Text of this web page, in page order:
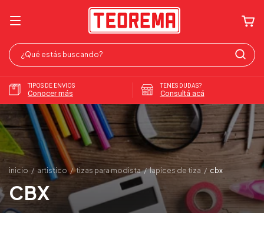
TIPOS DE ENVIOS
Conocer más
TENES DUDAS?
Consultá acá
inicio / artistico / tizas para modista / lapices de tiza / cbx
CBX